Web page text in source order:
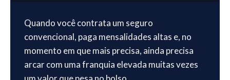
Quando você contrata um seguro
convencional, paga mensalidades altas e, no
momento em que mais precisa, ainda precisa
arcar com uma franquia elevada muitas vezes